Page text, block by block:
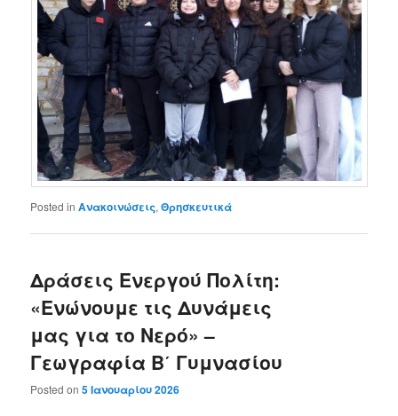
Posted in Ανακοινώσεις,Θρησκευτικά
Δράσεις Ενεργού Πολίτη:
«Ενώνουμε τις Δυνάμεις
μας για το Νερό» –
Γεωγραφία Β΄ Γυμνασίου
Posted on5 Ιανουαρίου 2026